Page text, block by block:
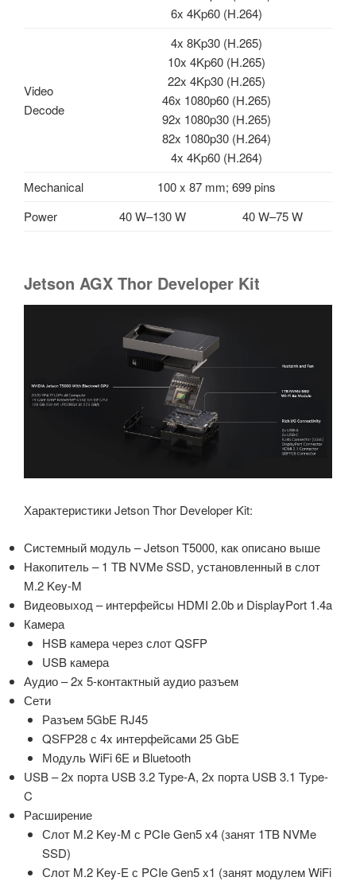
6x 4Kp60 (H.264)
Video
Decode
4x 8Kp30 (H.265)
10x 4Kp60 (H.265)
22x 4Kp30 (H.265)
46x 1080p60 (H.265)
92x 1080p30 (H.265)
82x 1080p30 (H.264)
4x 4Kp60 (H.264)
Mechanical
100 x 87 mm; 699 pins
Power
40 W–130 W 40 W–75 W
Jetson AGX Thor Developer Kit
Характеристики Jetson Thor Developer Kit:
Системный модуль – Jetson T5000, как описано выше
Накопитель – 1 TB NVMe SSD, установленный в слот
M.2 Key-M
Видеовыход – интерфейсы HDMI 2.0b и DisplayPort 1.4a
Камера
HSB камера через слот QSFP
USB камера
Аудио – 2x 5-контактный аудио разъем
Сети
Разъем 5GbE RJ45
QSFP28 с 4x интерфейсами 25 GbE
Модуль WiFi 6E и Bluetooth
USB – 2x порта USB 3.2 Type-A, 2x порта USB 3.1 Type-
C
Расширение
Слот M.2 Key-M с PCIe Gen5 x4 (занят 1TB NVMe
SSD)
Слот M.2 Key-E с PCIe Gen5 x1 (занят модулем WiFi